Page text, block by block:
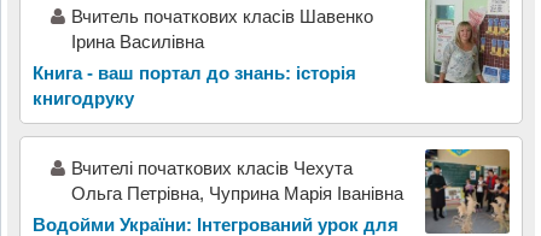
Вчитель початкових класів Шавенко
Ірина Василівна
Книга - ваш портал до знань: історія
книгодруку
Вчителі початкових класів Чехута
Ольга Петрівна, Чуприна Марія Іванівна
Водойми України: Інтегрований урок для